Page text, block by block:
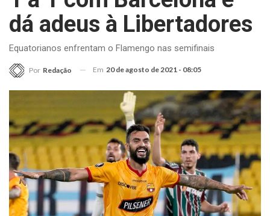
dá adeus à Libertadores
Equatorianos enfrentam o Flamengo nas semifinais
Por Redação Em 20 de agosto de 2021 - 08:05